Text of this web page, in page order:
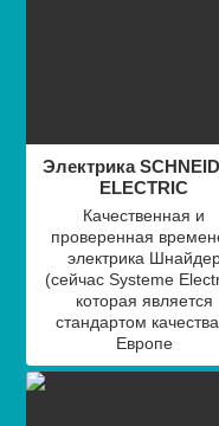
Электрика
ELECTRIC
Качественная и
проверенная
электрика
(сейчас Systeme
которая является
стандартом
Европе